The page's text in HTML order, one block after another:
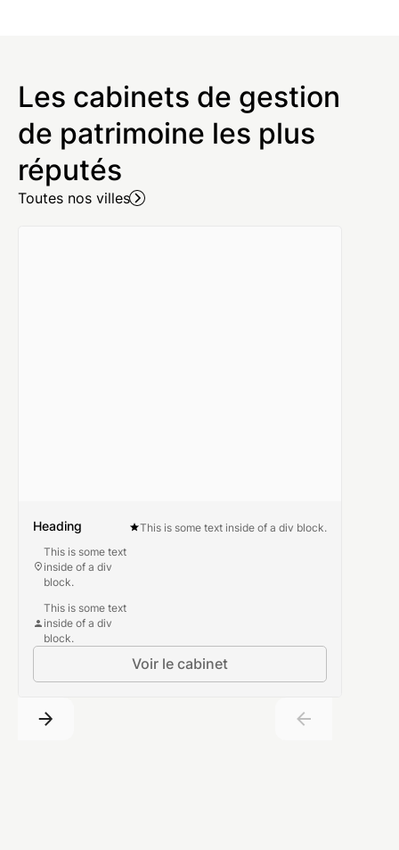
Les cabinets de gestion
de patrimoine les plus
réputés
Toutes nos villes
Heading
This is some text
inside of a div
block.
This is some text
inside of a div
block.
This is some text inside of a div block.
Voir le cabinet